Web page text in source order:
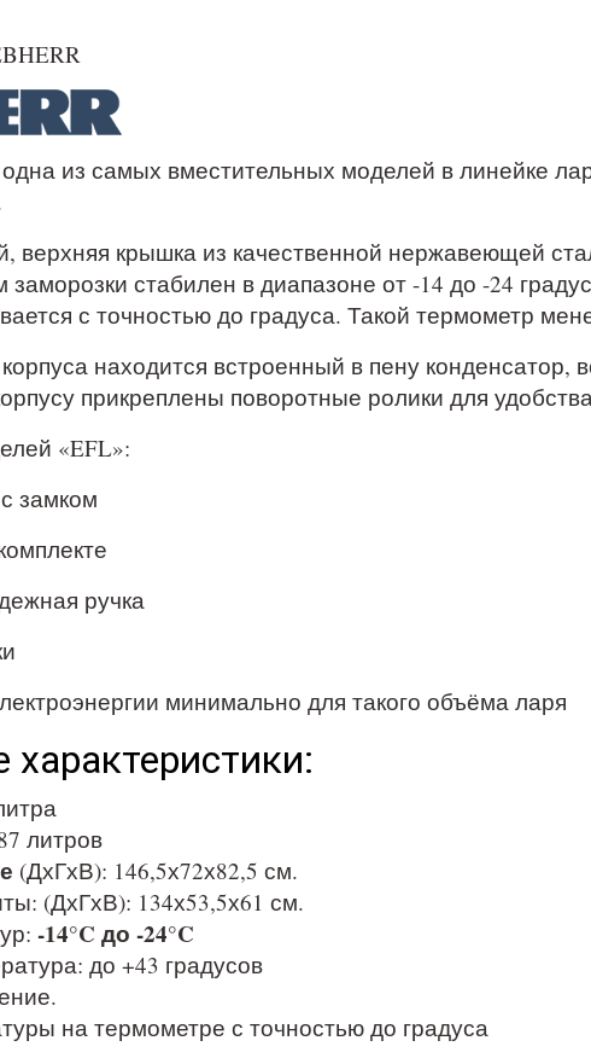
из самых вместительных моделей в линейке
верхняя крышка из качественной нержавеющей
стабилен в диапазоне от -14 до -24
с точностью до градуса. Такой термометр
находится встроенный в пену конденсатор,
прикреплены поворотные ролики для
«EFL»:
замком
ручка
минимально для такого объёма ларя
характеристики:
литров
(ДхГхВ): 146,5х72х82,5 см.
(ДхГхВ): 134х53,5х61 см.
-14°C до -24°C
до +43 градусов
на термометре с точностью до градуса